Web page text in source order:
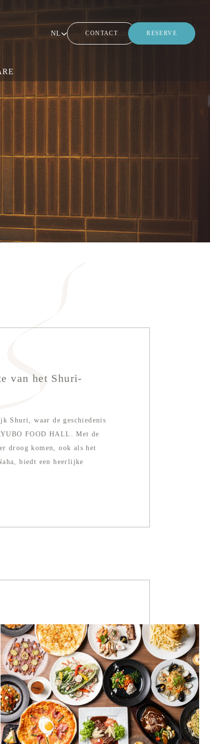
NL CONTACT RESERVE
van het Shuri-
Shuri, waar de geschiedenis
FOOD HALL. Met de
droog komen, ook als het
biedt een heerlijke